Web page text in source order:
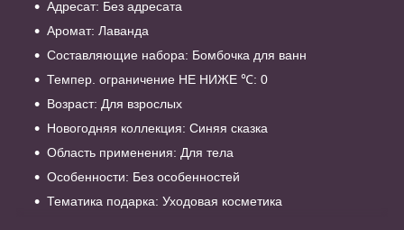
Адресат: Без адресата
Аромат: Лаванда
Составляющие набора: Бомбочка для ванн
Темпер. ограничение НЕ НИЖЕ ℃: 0
Возраст: Для взрослых
Новогодняя коллекция: Синяя сказка
Область применения: Для тела
Особенности: Без особенностей
Тематика подарка: Уходовая косметика